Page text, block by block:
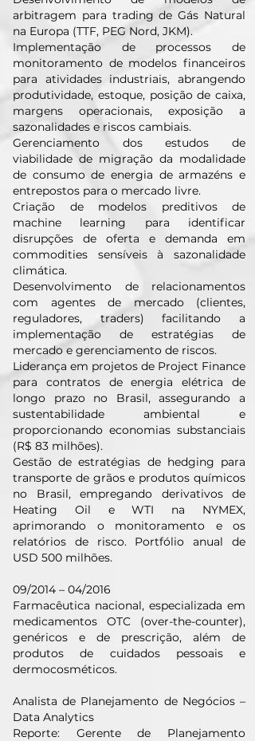
arbitragem para trading de Gás Natural
na Europa (TTF, PEG Nord, JKM).
Implementação de processos de
monitoramento de modelos financeiros
para atividades industriais, abrangendo
produtividade, estoque, posição de caixa,
margens operacionais, exposição a
sazonalidades e riscos cambiais.
Gerenciamento dos estudos de
viabilidade de migração da modalidade
de consumo de energia de armazéns e
entrepostos para o mercado livre.
Criação de modelos preditivos de
machine learning para identificar
disrupções de oferta e demanda em
commodities sensíveis à sazonalidade
climática.
Desenvolvimento de relacionamentos
com agentes de mercado (clientes,
reguladores, traders) facilitando a
implementação de estratégias de
mercado e gerenciamento de riscos.
Liderança em projetos de Project Finance
para contratos de energia elétrica de
longo prazo no Brasil, assegurando a
sustentabilidade ambiental e
proporcionando economias substanciais
(R$ 83 milhões).
Gestão de estratégias de hedging para
transporte de grãos e produtos químicos
no Brasil, empregando derivativos de
Heating Oil e WTI na NYMEX,
aprimorando o monitoramento e os
relatórios de risco. Portfólio anual de
USD 500 milhões.
09/2014 – 04/2016
Farmacêutica nacional, especializada em
medicamentos OTC (over-the-counter),
genéricos e de prescrição, além de
produtos de cuidados pessoais e
dermocosméticos.
Analista de Planejamento de Negócios –
Data Analytics
Reporte: Gerente de Planejamento